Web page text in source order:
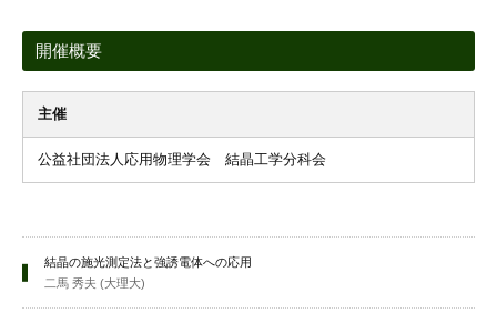
開催概要
主催
公益社団法人応用物理学会 結晶工学分科会
結晶の施光測定法と強誘電体への応用
二馬 秀夫 (大理大)